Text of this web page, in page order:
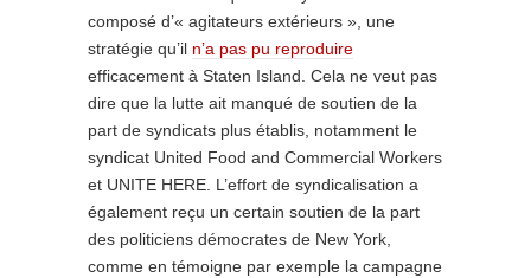
composé d’« agitateurs extérieurs », une
stratégie qu’il n’a pas pu reproduire
efficacement à Staten Island. Cela ne veut pas
dire que la lutte ait manqué de soutien de la
part de syndicats plus établis, notamment le
syndicat United Food and Commercial Workers
et UNITE HERE . L’effort de syndicalisation a
également reçu un certain soutien de la part
des politiciens démocrates de New York,
comme en témoigne par exemple la campagne